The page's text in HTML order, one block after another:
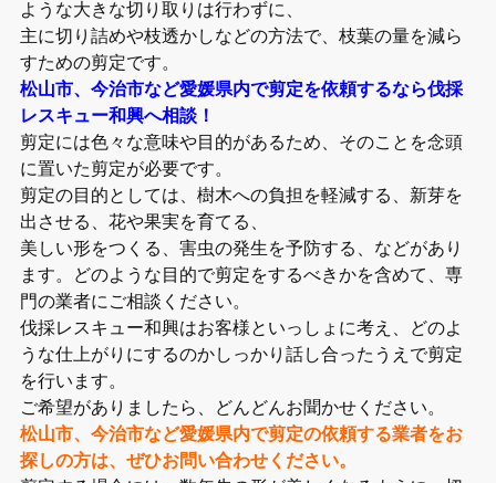
ような大きな切り取りは行わずに、
主に切り詰めや枝透かしなどの方法で、枝葉の量を減ら
すための剪定です。
松山市、今治市など愛媛県内で剪定を依頼するなら伐採
レスキュー和興へ相談！
剪定には色々な意味や目的があるため、そのことを念頭
に置いた剪定が必要です。
剪定の目的としては、樹木への負担を軽減する、新芽を
出させる、花や果実を育てる、
美しい形をつくる、害虫の発生を予防する、などがあり
ます。どのような目的で剪定をするべきかを含めて、専
門の業者にご相談ください。
伐採レスキュー和興はお客様といっしょに考え、どのよ
うな仕上がりにするのかしっかり話し合ったうえで剪定
を行います。
ご希望がありましたら、どんどんお聞かせください。
松山市、今治市など愛媛県内で剪定の依頼する業者をお
探しの方は、ぜひお問い合わせください。